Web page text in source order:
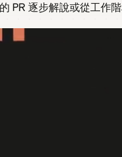
PR 逐步解說或從工